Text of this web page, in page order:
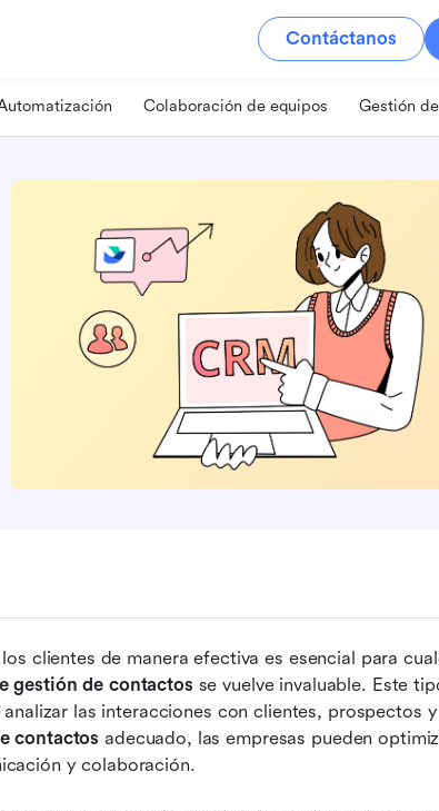
Contáctanos
Colaboración de equipos Gestión
clientes de manera efectiva es esencial para
gestión de contactos se vuelve invaluable. Este
las interacciones con clientes, prospectos
contactos adecuado, las empresas pueden
y colaboración.